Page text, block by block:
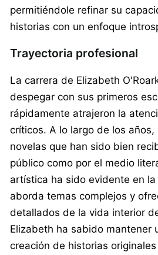
permitiéndole refinar su
historias con un enfoque
Trayectoria profesional
La carrera de Elizabeth
despegar con sus primeros
rápidamente atrajeron la
críticos. A lo largo de los
novelas que han sido bien
público como por el medio
artística ha sido evidente en
aborda temas complejos y
detallados de la vida interior
Elizabeth ha sabido mantener
creación de historias